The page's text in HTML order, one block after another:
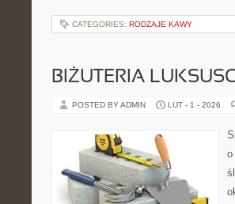
CATEGORIES: RODZAJE KAWY
BIŻUTERIA
POSTED BY ADMIN LUT - 1 - 2026
o